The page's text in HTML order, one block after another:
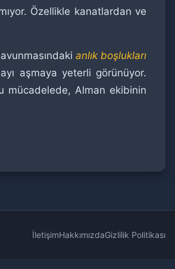
Özellikle kanatlardan ve
anlık boşlukları
aşmaya yeterli görünüyor.
mücadelede, Alman ekibinin
İletişimHakkımızdaGizlilik Politikası